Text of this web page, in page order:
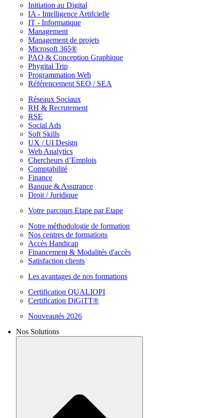
Initiation au Digital
IA - Intelligence Artifcielle
IT - Informatique
Management
Management de projets
Microsoft 365®
PAO & Conception Graphique
Phygital Trip
Programmation Web
Référencement SEO / SEA
Réseaux Sociaux
RH & Recrutement
RSE
Social Ads
Soft Skills
UX / UI Design
Web Analytics
Chercheurs d’Emplois
Comptabilité
Finance
Banque & Assurance
Droit / Juridique
Votre parcours Etape par Etape
Notre méthodologie de formation
Nos centres de formations
Accès Handicap
Financement & Modalités d'accès
Satisfaction clients
Les avantages de nos formations
Certification QUALIOPI
Certification DiGiTT®
Nouveautés 2026
Nos Solutions